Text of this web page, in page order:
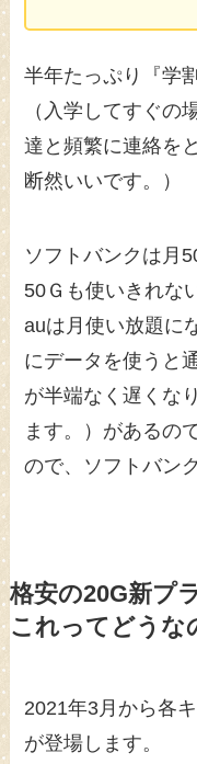
半年たっぷり『学
（入学してすぐの
達と頻繁に連絡を
断然いいです。）
ソフトバンクは月
50Ｇも使いきれな
auは月使い放題に
にデータを使うと
が半端なく遅くな
ます。）があるの
ので、ソフトバン
格安の20G新プ
これってどうな
2021年3月から各
が登場します。